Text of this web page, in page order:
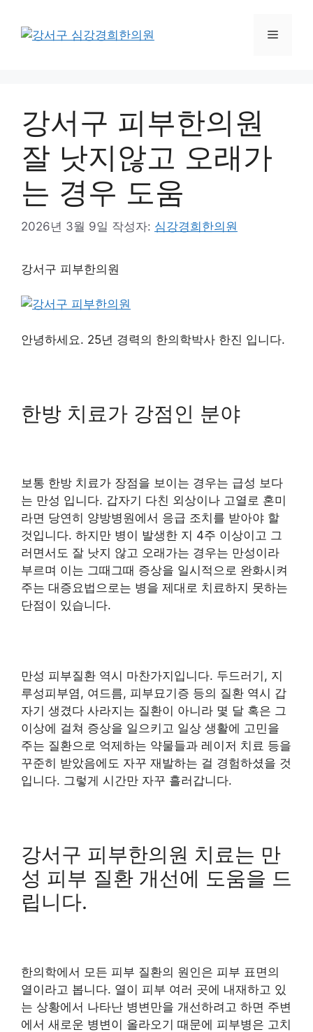
메
강서구 피부한의원
잘 낫지않고 오래가
는 경우 도움
2026년 3월 9일 작성자: 심강경희한의원
강서구 피부한의원
안녕하세요. 25년 경력의 한의학박사 한진 입니다.
한방 치료가 강점인 분야
보통 한방 치료가 장점을 보이는 경우는 급성 보다
는 만성 입니다. 갑자기 다친 외상이나 고열로 혼미
라면 당연히 양방병원에서 응급 조치를 받아야 할
것입니다. 하지만 병이 발생한 지 4주 이상이고 그
러면서도 잘 낫지 않고 오래가는 경우는 만성이라
부르며 이는 그때그때 증상을 일시적으로 완화시켜
주는 대증요법으로는 병을 제대로 치료하지 못하는
단점이 있습니다.
만성 피부질환 역시 마찬가지입니다. 두드러기, 지
루성피부염, 여드름, 피부묘기증 등의 질환 역시 갑
자기 생겼다 사라지는 질환이 아니라 몇 달 혹은 그
이상에 걸쳐 증상을 일으키고 일상 생활에 고민을
주는 질환으로 억제하는 약물들과 레이저 치료 등을
꾸준히 받았음에도 자꾸 재발하는 걸 경험하셨을 것
입니다. 그렇게 시간만 자꾸 흘러갑니다.
강서구 피부한의원 치료는 만
성 피부 질환 개선에 도움을 드
립니다.
한의학에서 모든 피부 질환의 원인은 피부 표면의
열이라고 봅니다. 열이 피부 여러 곳에 내재하고 있
는 상황에서 나타난 병변만을 개선하려고 하면 주변
에서 새로운 병변이 올라오기 때문에 피부병은 고치